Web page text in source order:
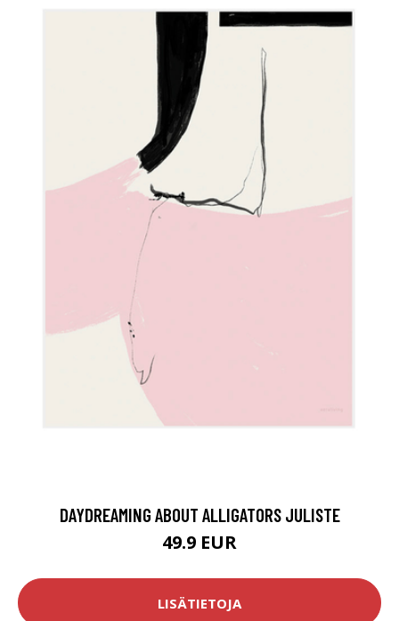
DAYDREAMING ABOUT ALLIGATORS JULISTE
49.9 EUR
LISÄTIETOJA